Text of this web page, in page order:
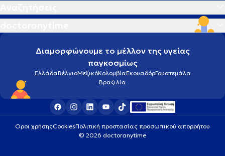
Διαμορφώνουμε το μέλλον της υγείας
παγκοσμίως
ΕλλάδαΒέλγιοΜεξικόΚολομβίαΕκουαδόρΓουατεμάλα
Βραζιλία
Οροι χρήσηςCookiesΠολιτική προστασίας προσωπικού απορρήτου
© 2026 doctoranytime